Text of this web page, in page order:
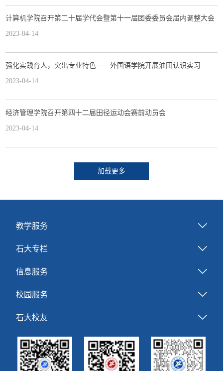
计算机学院召开第二十届学代会暨第十一届团委委员会届内调整大会
2023-04-14
强化实践育人，突出专业特色——外国语学院开展油田认识实习
2023-04-14
经济管理学院召开第四十二届田径运动会赛前动员会
2023-04-14
加载更多
教学服务
石大专栏
信息服务
校园服务
石大校友